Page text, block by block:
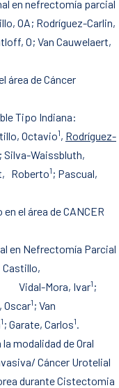
en nefrectomía parcial
OA; Rodríguez-Carlin,
O; Van Cauwelaert,
área de Cáncer
Tipo Indiana:
Octavio1, Rodríguez-
; Silva-Waissbluth,
Roberto1 ; Pascual,
el área de CANCER
en Nefrectomía Parcial
Mora, Ivar1 ;
Oscar1 ; Van
1 ; Garate, Carlos1.
modalidad de Oral
Cáncer Urotelial
durante Cistectomia